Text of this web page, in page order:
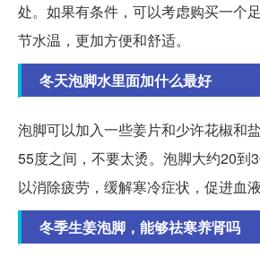
处。如果有条件，可以考虑购买一个
节水温，更加方便和舒适。
冬天泡脚水里面加什么最好
泡脚可以加入一些姜片和少许花椒和
55度之间，不要太烫。泡脚大约20到
以消除疲劳，缓解寒冷症状，促进血液
冬季生姜泡脚，能够祛寒养肾吗